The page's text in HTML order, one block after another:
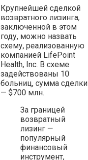
Крупнейшей сделкой
возвратного лизинга,
заключенной в этом
году, можно назвать
схему, реализованную
компанией LifePoint
Health, Inc. В схеме
задействованы 10
больниц, сумма сделки
— $700 млн.
За границей
возвратный
лизинг —
популярный
финансовый
инструмент,